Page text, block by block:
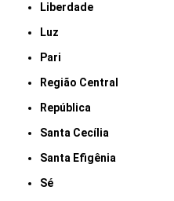
Liberdade
Luz
Pari
Região Central
República
Santa Cecília
Santa Efigênia
Sé